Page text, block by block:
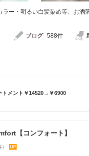
ラー・明るい白髪染め等、お
ブログ 588件
トメント￥14520→￥6900
【コンフォート】